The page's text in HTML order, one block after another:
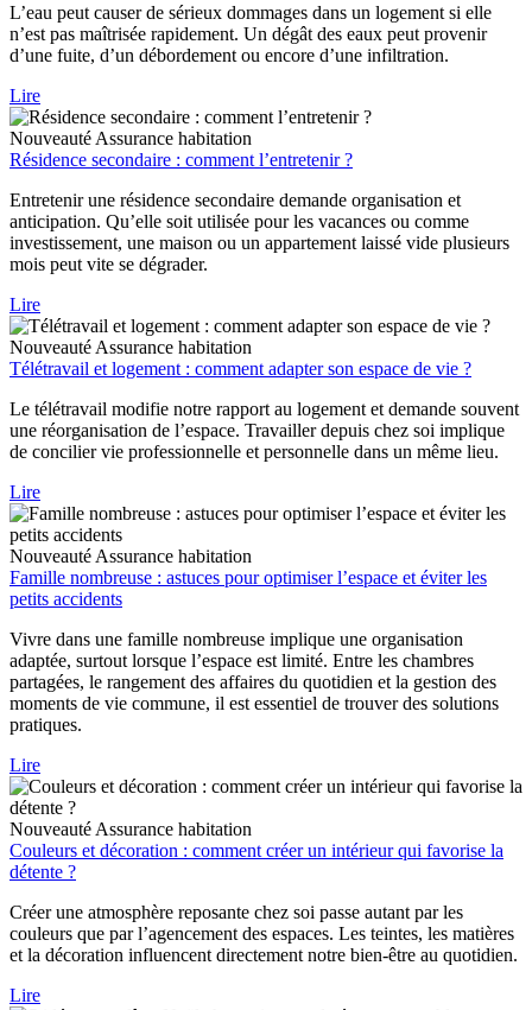
L’eau peut causer de sérieux dommages dans un logement si elle
n’est pas maîtrisée rapidement. Un dégât des eaux peut provenir
d’une fuite, d’un débordement ou encore d’une infiltration.
Lire
Nouveauté Assurance habitation
Résidence secondaire : comment l’entretenir ?
Entretenir une résidence secondaire demande organisation et
anticipation. Qu’elle soit utilisée pour les vacances ou comme
investissement, une maison ou un appartement laissé vide plusieurs
mois peut vite se dégrader.
Lire
Nouveauté Assurance habitation
Télétravail et logement : comment adapter son espace de vie ?
Le télétravail modifie notre rapport au logement et demande souvent
une réorganisation de l’espace. Travailler depuis chez soi implique
de concilier vie professionnelle et personnelle dans un même lieu.
Lire
Nouveauté Assurance habitation
Famille nombreuse : astuces pour optimiser l’espace et éviter les
petits accidents
Vivre dans une famille nombreuse implique une organisation
adaptée, surtout lorsque l’espace est limité. Entre les chambres
partagées, le rangement des affaires du quotidien et la gestion des
moments de vie commune, il est essentiel de trouver des solutions
pratiques.
Lire
Nouveauté Assurance habitation
Couleurs et décoration : comment créer un intérieur qui favorise la
détente ?
Créer une atmosphère reposante chez soi passe autant par les
couleurs que par l’agencement des espaces. Les teintes, les matières
et la décoration influencent directement notre bien-être au quotidien.
Lire